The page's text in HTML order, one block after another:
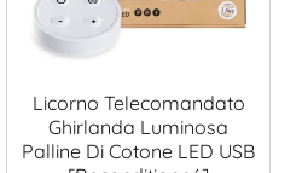
Licorno Telecomandato
Ghirlanda Luminosa
Palline Di Cotone LED USB